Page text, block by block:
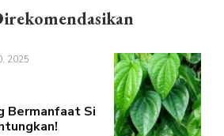
2025
Bermanfaat Si